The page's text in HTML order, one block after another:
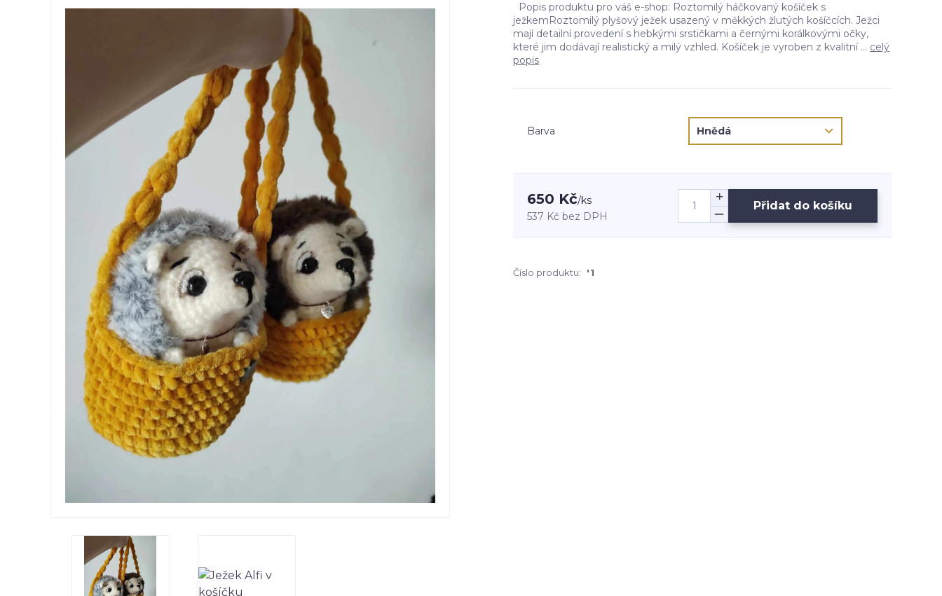
Popis produktu pro váš e-shop: Roztomilý háčkovaný košíček s
ježkemRoztomilý plyšový ježek usazený v měkkých žlutých košíčcích. Ježci
mají detailní provedení s hebkými srstičkami a černými korálkovými očky,
které jim dodávají realistický a milý vzhled. Košíček je vyroben z kvalitní ... celý
popis
Barva
650 Kč/ks
537 Kč bez DPH
Přidat do košíku
Číslo produktu: '1